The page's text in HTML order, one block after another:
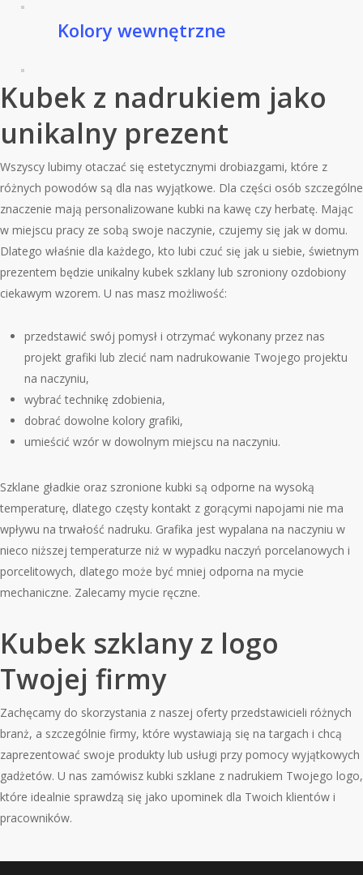
Kolory wewnętrzne
Kubek z nadrukiem jako
unikalny prezent
Wszyscy lubimy otaczać się estetycznymi drobiazgami, które z
różnych powodów są dla nas wyjątkowe. Dla części osób szczególne
znaczenie mają personalizowane kubki na kawę czy herbatę. Mając
w miejscu pracy ze sobą swoje naczynie, czujemy się jak w domu.
Dlatego właśnie dla każdego, kto lubi czuć się jak u siebie, świetnym
prezentem będzie unikalny kubek szklany lub szroniony ozdobiony
ciekawym wzorem. U nas masz możliwość:
przedstawić swój pomysł i otrzymać wykonany przez nas
projekt grafiki lub zlecić nam nadrukowanie Twojego projektu
na naczyniu,
wybrać technikę zdobienia,
dobrać dowolne kolory grafiki,
umieścić wzór w dowolnym miejscu na naczyniu.
Szklane gładkie oraz szronione kubki są odporne na wysoką
temperaturę, dlatego częsty kontakt z gorącymi napojami nie ma
wpływu na trwałość nadruku. Grafika jest wypalana na naczyniu w
nieco niższej temperaturze niż w wypadku naczyń porcelanowych i
porcelitowych, dlatego może być mniej odporna na mycie
mechaniczne. Zalecamy mycie ręczne.
Kubek szklany z logo
Twojej firmy
Zachęcamy do skorzystania z naszej oferty przedstawicieli różnych
branż, a szczególnie firmy, które wystawiają się na targach i chcą
zaprezentować swoje produkty lub usługi przy pomocy wyjątkowych
gadżetów. U nas zamówisz kubki szklane z nadrukiem Twojego logo,
które idealnie sprawdzą się jako upominek dla Twoich klientów i
pracowników.